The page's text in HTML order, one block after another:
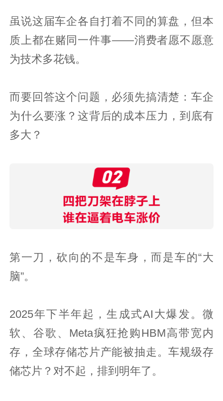
虽说这届车企各自打着不同的算盘，但本
质上都在赌同一件事——消费者愿不愿意
为技术多花钱。
而要回答这个问题，必须先搞清楚：车企
为什么要涨？这背后的成本压力，到底有
多大？
第一刀，砍向的不是车身，而是车的“大
脑”。
2025年下半年起，生成式AI大爆发。微
软、谷歌、Meta疯狂抢购HBM高带宽内
存，全球存储芯片产能被抽走。车规级存
储芯片？对不起，排到明年了。